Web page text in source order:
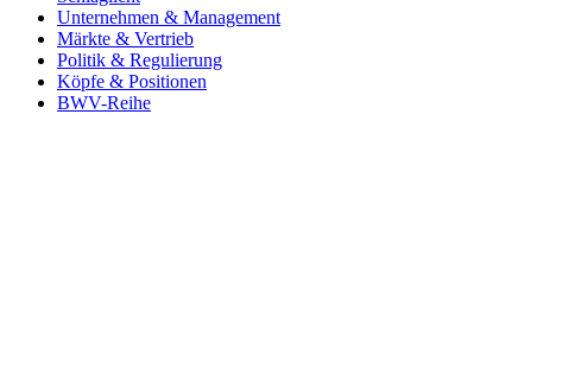
Unternehmen & Management
Märkte & Vertrieb
Politik & Regulierung
Köpfe & Positionen
BWV-Reihe